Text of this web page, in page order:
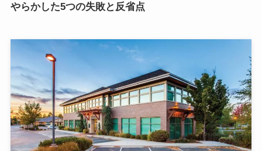
やらかした5つの失敗と反省点